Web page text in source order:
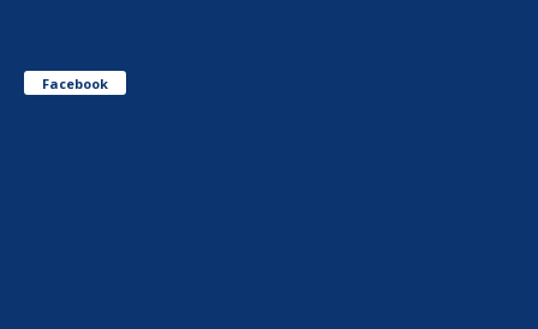
Facebook